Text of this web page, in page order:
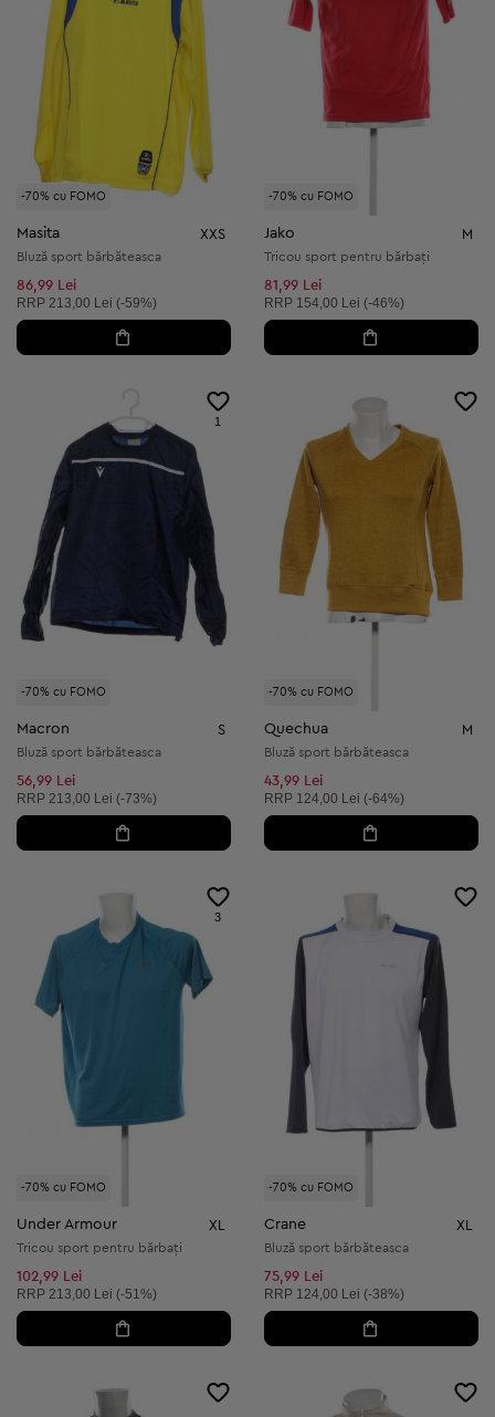
-70% cu FOMO
Masita XXS
Bluză sport bărbăteasca
86,99 Lei
Preț recomandat:
RRP 213,00 Lei (-59%)
-70% cu FOMO
Jako M
Tricou sport pentru bărbați
81,99 Lei
Preț recomandat:
RRP 154,00 Lei (-46%)
-70% cu FOMO
1
Macron S
Bluză sport bărbăteasca
56,99 Lei
Preț recomandat:
RRP 213,00 Lei (-73%)
-70% cu FOMO
Quechua M
Bluză sport bărbăteasca
43,99 Lei
Preț recomandat:
RRP 124,00 Lei (-64%)
-70% cu FOMO
3
Under Armour XL
Tricou sport pentru bărbați
102,99 Lei
Preț recomandat:
RRP 213,00 Lei (-51%)
-70% cu FOMO
Crane XL
Bluză sport bărbăteasca
75,99 Lei
Preț recomandat:
RRP 124,00 Lei (-38%)